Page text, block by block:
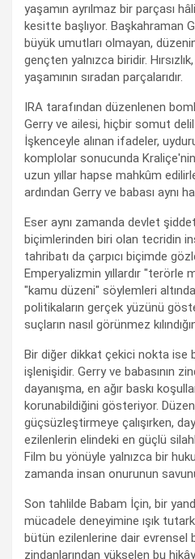
yaşamın ayrılmaz bir parçası
kesitte başlıyor. Başkahraman
büyük umutları olmayan,
gençten yalnızca biridir.
yaşamının sıradan parçalarıdır.
IRA tarafından düzenlenen
Gerry ve ailesi, hiçbir somut delil
İşkenceyle alınan ifadeler,
komplolar sonucunda
uzun yıllar hapse mahkûm
ardından Gerry ve babası aynı
Eser aynı zamanda devlet
biçimlerinden biri olan tecridin
tahribatı da çarpıcı biçimde
Emperyalizmin yıllardır "terörle
"kamu düzeni" söylemleri
politikaların gerçek yüzünü
suçların nasıl görünmez
Bir diğer dikkat çekici nokta ise
işlenişidir. Gerry ve babasının
dayanışma, en ağır baskı
korunabildiğini gösteriyor. Düzen
güçsüzleştirmeye çalışırken,
ezilenlerin elindeki en güçlü
Film bu yönüyle yalnızca bir
zamanda insan onurunun
Son tahlilde Babam İçin, bir
mücadele deneyimine ışık
bütün ezilenlerine dair evrensel
zindanlarından yükselen bu